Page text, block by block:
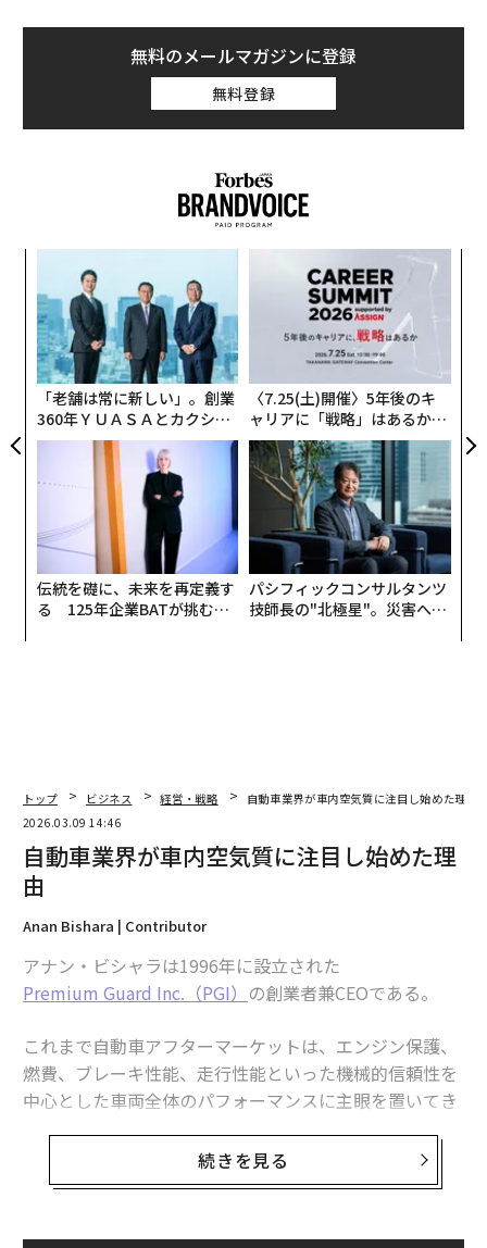
無料のメールマガジンに登録
無料登録
「老舗は常に新しい」。創業
360年ＹＵＡＳＡとカクシン
CEO田尻望が語る、AIを超え
る人の価値
〈7.25(土)開催〉5年後のキ
ャリアに「戦略」はあるか。
トップエグゼクティブのキャ
リアに触れる1日│CAREER S
UMMIT 2026
伝統を礎に、未来を再定義す
る 125年企業BATが挑むス
パシフィックコンサルタンツ
技師長の"北極星"。災害への
トップ ビジネス 経営・戦略
自動車業界が車内空気質に注目し始めた理由
2026.03.09 14:46
自動車業界が車内空気質に注目し始めた理
由
Anan Bishara | Contributor
アナン・ビシャラは1996年に設立された
Premium Guard Inc.（PGI） の創業者兼CEOである。
これまで自動車アフターマーケットは、エンジン保護、
燃費、ブレーキ性能、走行性能といった機械的信頼性を
中心とした車両全体のパフォーマンスに主眼を置いてき
業界を形づくるトレンドを見通すと、焦点は今後も広が
へと移りつつあり、快適性、騒音低減、そしてキャビン
続きを見る